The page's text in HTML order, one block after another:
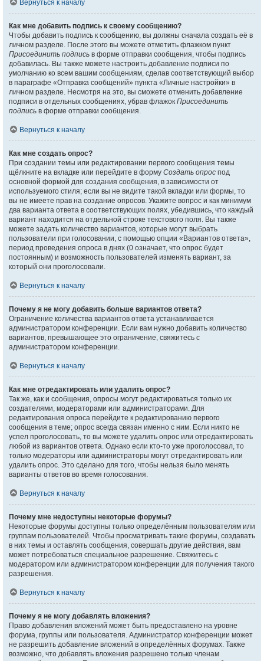
Вернуться к началу
Как мне добавить подпись к своему сообщению?
Чтобы добавить подпись к сообщению, вы должны сначала создать её в
личном разделе. После этого вы можете отметить флажком пункт
Присоединить подпись в форме отправки сообщения, чтобы подпись
добавилась. Вы также можете настроить добавление подписи по
умолчанию ко всем вашим сообщениям, сделав соответствующий выбор
в параграфе «Отправка сообщений» пункта «Личные настройки» в
личном разделе. Несмотря на это, вы сможете отменить добавление
подписи в отдельных сообщениях, убрав флажок Присоединить
подпись в форме отправки сообщения.
Вернуться к началу
Как мне создать опрос?
При создании темы или редактировании первого сообщения темы
щёлкните на вкладке или перейдите в форму Создать опрос под
основной формой для создания сообщения, в зависимости от
используемого стиля; если вы не видите такой вкладки или формы, то
вы не имеете прав на создание опросов. Укажите вопрос и как минимум
два варианта ответа в соответствующих полях, убедившись, что каждый
вариант находится на отдельной строке текстового поля. Вы также
можете задать количество вариантов, которые могут выбрать
пользователи при голосовании, с помощью опции «Вариантов ответа»,
период проведения опроса в днях (0 означает, что опрос будет
постоянным) и возможность пользователей изменять вариант, за
который они проголосовали.
Вернуться к началу
Почему я не могу добавить больше вариантов ответа?
Ограничение количества вариантов ответа устанавливается
администратором конференции. Если вам нужно добавить количество
вариантов, превышающее это ограничение, свяжитесь с
администратором конференции.
Вернуться к началу
Как мне отредактировать или удалить опрос?
Так же, как и сообщения, опросы могут редактироваться только их
создателями, модераторами или администраторами. Для
редактирования опроса перейдите к редактированию первого
сообщения в теме; опрос всегда связан именно с ним. Если никто не
успел проголосовать, то вы можете удалить опрос или отредактировать
любой из вариантов ответа. Однако если кто-то уже проголосовал, то
только модераторы или администраторы могут отредактировать или
удалить опрос. Это сделано для того, чтобы нельзя было менять
варианты ответов во время голосования.
Вернуться к началу
Почему мне недоступны некоторые форумы?
Некоторые форумы доступны только определённым пользователям или
группам пользователей. Чтобы просматривать такие форумы, создавать
в них темы и оставлять сообщения, совершать другие действия, вам
может потребоваться специальное разрешение. Свяжитесь с
модератором или администратором конференции для получения такого
разрешения.
Вернуться к началу
Почему я не могу добавлять вложения?
Право добавления вложений может быть предоставлено на уровне
форума, группы или пользователя. Администратор конференции может
не разрешить добавление вложений в определённых форумах. Также
возможно, что добавлять вложения разрешено только членам